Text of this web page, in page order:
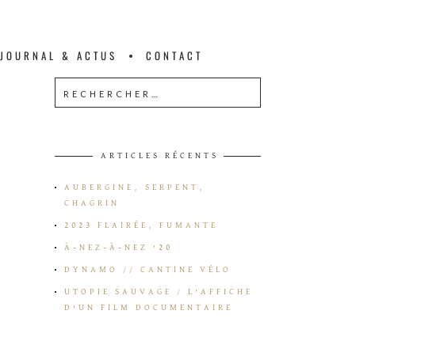
JOURNAL & ACTUS CONTACT
ARTICLES RÉCENTS
AUBERGINE, SERPENT,
CHAGRIN
2023 FLAIRÉE, FUMANTE
À-NEZ-À-NEZ ’20
DYNAMO // CANTINE VÉLO
UTOPIE SAUVAGE / L’AFFICHE
D’UN FILM DOCUMENTAIRE